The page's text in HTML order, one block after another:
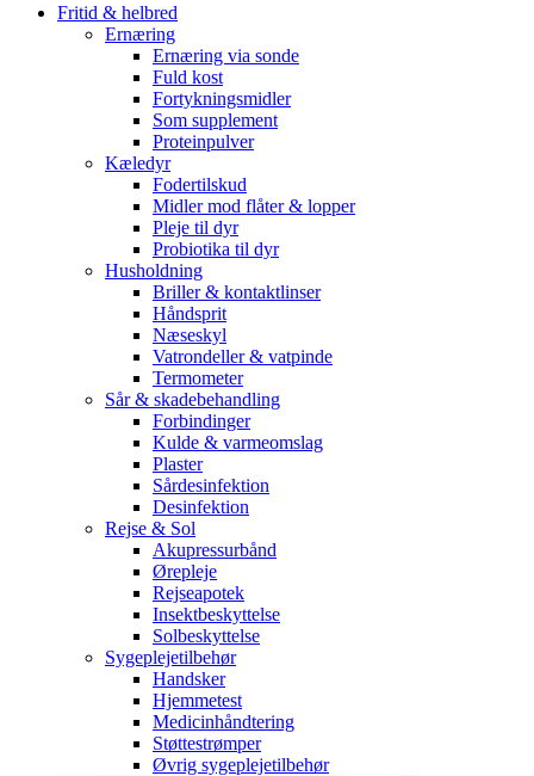
Fritid & helbred
Ernæring
Ernæring via sonde
Fuld kost
Fortykningsmidler
Som supplement
Proteinpulver
Kæledyr
Fodertilskud
Midler mod flåter & lopper
Pleje til dyr
Probiotika til dyr
Husholdning
Briller & kontaktlinser
Håndsprit
Næseskyl
Vatrondeller & vatpinde
Termometer
Sår & skadebehandling
Forbindinger
Kulde & varmeomslag
Plaster
Sårdesinfektion
Desinfektion
Rejse & Sol
Akupressurbånd
Ørepleje
Rejseapotek
Insektbeskyttelse
Solbeskyttelse
Sygeplejetilbehør
Handsker
Hjemmetest
Medicinhåndtering
Støttestrømper
Øvrig sygeplejetilbehør